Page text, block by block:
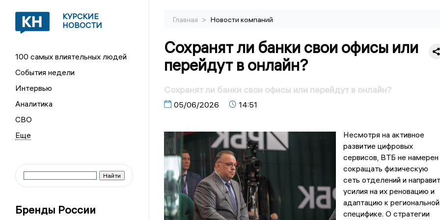
КУРСКИЕ
НОВОСТИ
100 самых влиятельных людей
События недели
Интервью
Аналитика
СВО
Бренды России
Главная > Новости компаний
Сохранят ли банки свои офисы или
перейдут в онлайн?
Сохранят ли банки свои офисы или перейдут в онлайн?
05/06/2026 14:51
Несмотря на активное
развитие цифровых
сервисов, ВТБ не намерен
сокращать физическую
сеть отделений и направит
усилия на их реновацию и
адаптацию к региональной
специфике. О стратегии